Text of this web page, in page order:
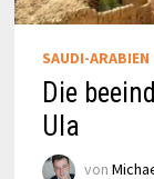
SAUDI-ARABIEN
Die
Ula
von